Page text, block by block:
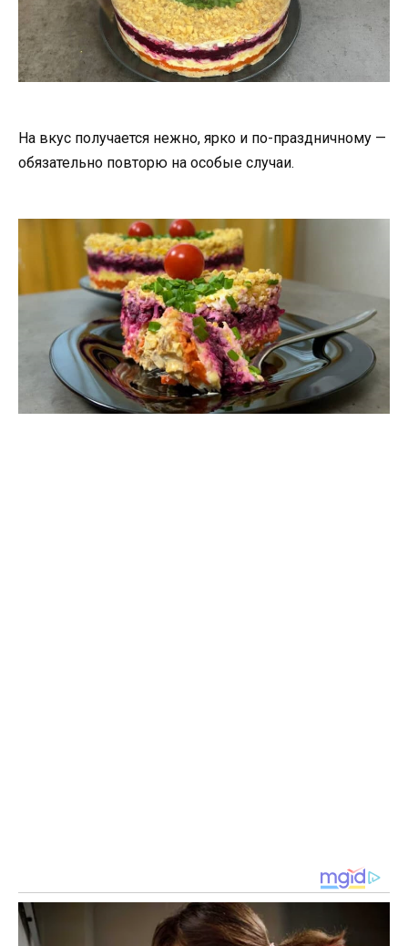
На вкус получается нежно, ярко и по-праздничному —
обязательно повторю на особые случаи.